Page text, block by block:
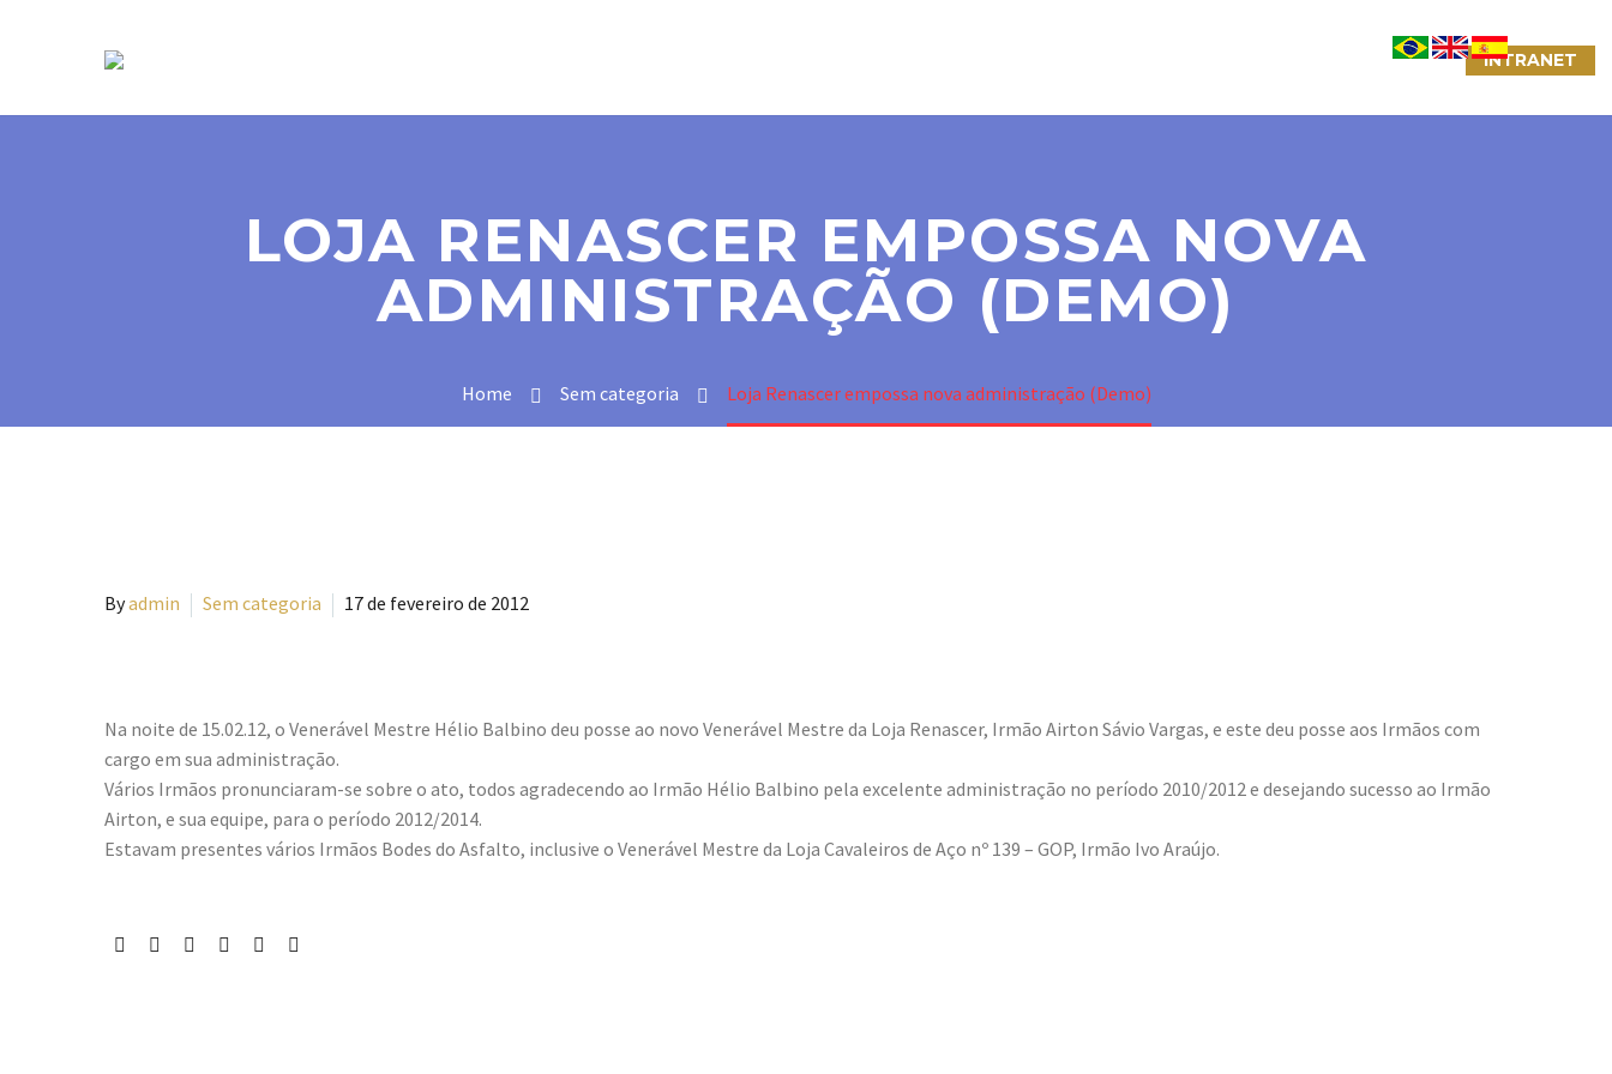
CONVÊNIOS INTRANET
LOJA RENASCER EMPOSSA NOVA
ADMINISTRAÇÃO (DEMO)
Home Sem categoria Loja Renascer empossa nova administração (Demo)
Byadmin Sem categoria 17 de fevereiro de 2012
Na noite de 15.02.12, o Venerável Mestre Hélio Balbino deu posse ao novo Venerável Mestre da Loja Renascer, Irmão Airton Sávio Vargas, e este deu posse aos Irmãos com
cargo em sua administração.
Vários Irmãos pronunciaram-se sobre o ato, todos agradecendo ao Irmão Hélio Balbino pela excelente administração no período 2010/2012 e desejando sucesso ao Irmão
Airton, e sua equipe, para o período 2012/2014.
Estavam presentes vários Irmãos Bodes do Asfalto, inclusive o Venerável Mestre da Loja Cavaleiros de Aço nº 139 – GOP, Irmão Ivo Araújo.